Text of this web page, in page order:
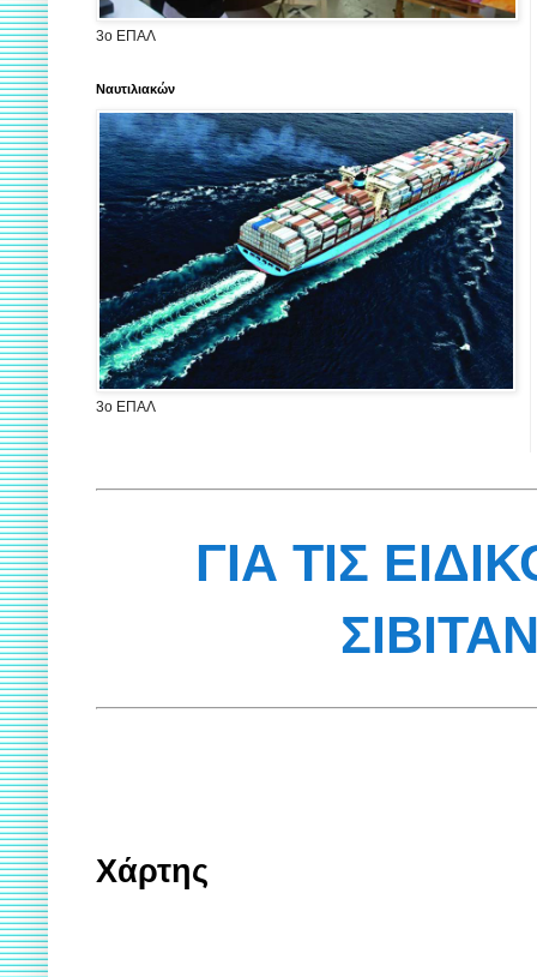
3ο ΕΠΑΛ
Ναυτιλιακών
3ο ΕΠΑΛ
ΓΙΑ ΤΙΣ
Χάρτης